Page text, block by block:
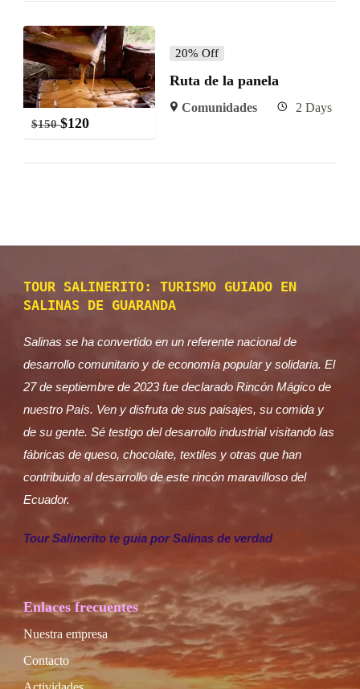
$150 $120
20% Off
Ruta de la panela
Comunidades 2 Days
TOUR SALINERITO: TURISMO GUIADO EN
SALINAS DE GUARANDA
Salinas se ha convertido en un referente nacional de
desarrollo comunitario y de economía popular y solidaria. El
27 de septiembre de 2023 fue declarado Rincón Mágico de
nuestro País. Ven y disfruta de sus paisajes, su comida y
de su gente. Sé testigo del desarrollo industrial visitando las
fábricas de queso, chocolate, textiles y otras que han
contribuido al desarrollo de este rincón maravilloso del
Ecuador.
Tour Salinerito te guia por Salinas de verdad
Enlaces frecuentes
Nuestra empresa
Contacto